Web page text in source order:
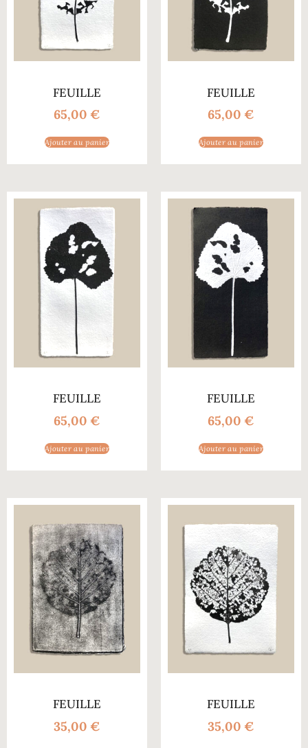
FEUILLE
65,00 €
Ajouter au panier
FEUILLE
65,00 €
Ajouter au panier
FEUILLE
65,00 €
Ajouter au panier
FEUILLE
65,00 €
Ajouter au panier
FEUILLE
35,00 €
FEUILLE
35,00 €